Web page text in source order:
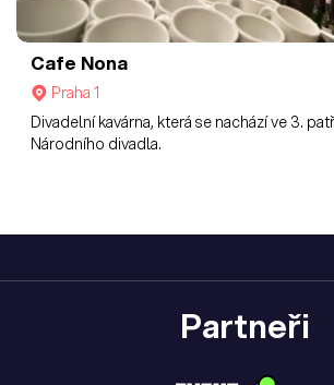
Cafe Nona
Praha 1
Divadelní kavárna, která se nachází ve 3.
Národního divadla.
Partneři